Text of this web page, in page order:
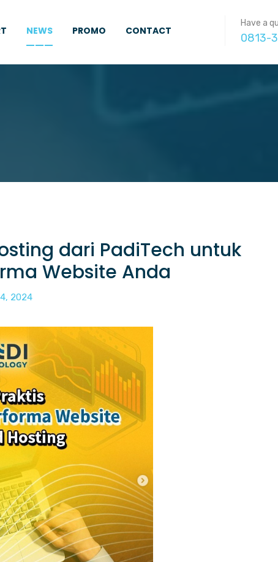
NEWS PROMO CONTACT
Have a
0813-
dari PadiTech untuk
Website Anda
2024